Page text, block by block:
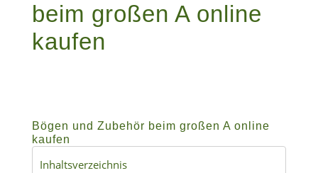
beim großen A online
kaufen
Bögen und Zubehör beim großen A online
kaufen
Inhaltsverzeichnis